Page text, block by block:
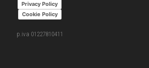
Privacy Policy
Cookie Policy
p.iva 01227810411